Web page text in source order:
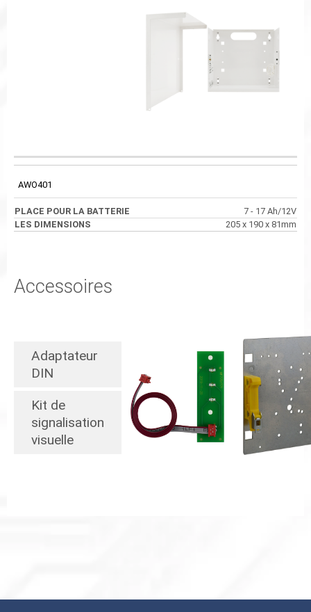
PLACE POUR LA
BATTERIE
AWO401
7 - 17 Ah/12V
205 x 190 x 81mm
Accessoires
Adaptateur
DIN
Kit de
signalisation
visuelle